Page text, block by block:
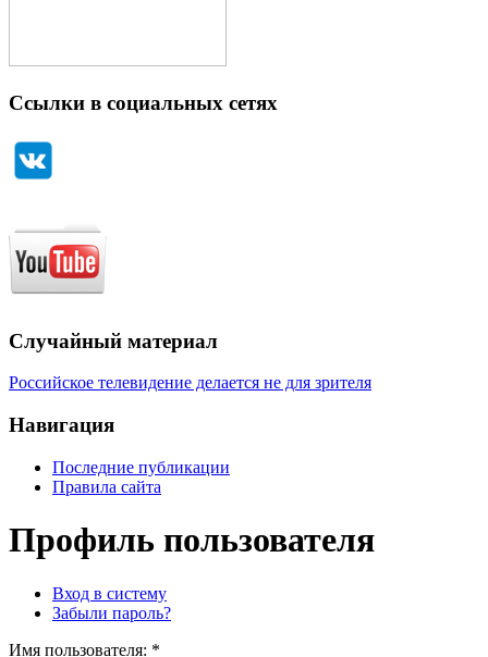
Ссылки в социальных сетях
Случайный материал
Российское телевидение делается не для зрителя
Навигация
Последние публикации
Правила сайта
Профиль пользователя
Вход в систему
Забыли пароль?
Имя пoльзовaтeля: *